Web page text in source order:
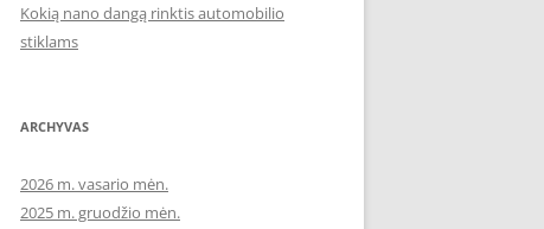
Kokią nano dangą rinktis automobilio
stiklams
ARCHYVAS
2026 m. vasario mėn.
2025 m. gruodžio mėn.